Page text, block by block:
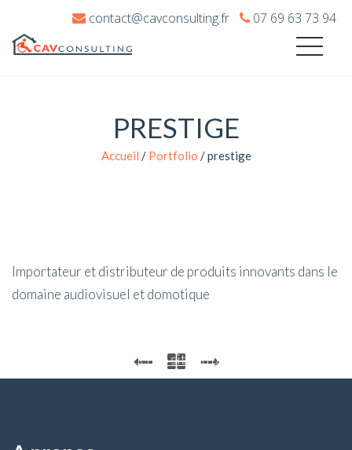
contact@cavconsulting.fr 07 69 63 73 94
PRESTIGE
Accueil / Portfolio /prestige
Importateur et distributeur de produits innovants dans le
domaine audiovisuel et domotique
Accéder au site du partenaire